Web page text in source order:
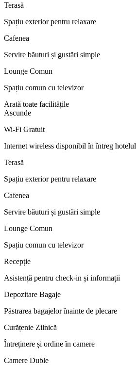
Terasă
Spațiu exterior pentru relaxare
Cafenea
Servire băuturi și gustări simple
Lounge Comun
Spațiu comun cu televizor
Arată toate facilitățile
Ascunde
Wi-Fi Gratuit
Internet wireless disponibil în întreg hotelul
Terasă
Spațiu exterior pentru relaxare
Cafenea
Servire băuturi și gustări simple
Lounge Comun
Spațiu comun cu televizor
Recepție
Asistență pentru check-in și informații
Depozitare Bagaje
Păstrarea bagajelor înainte de plecare
Curățenie Zilnică
Întreținere și ordine în camere
Camere Duble